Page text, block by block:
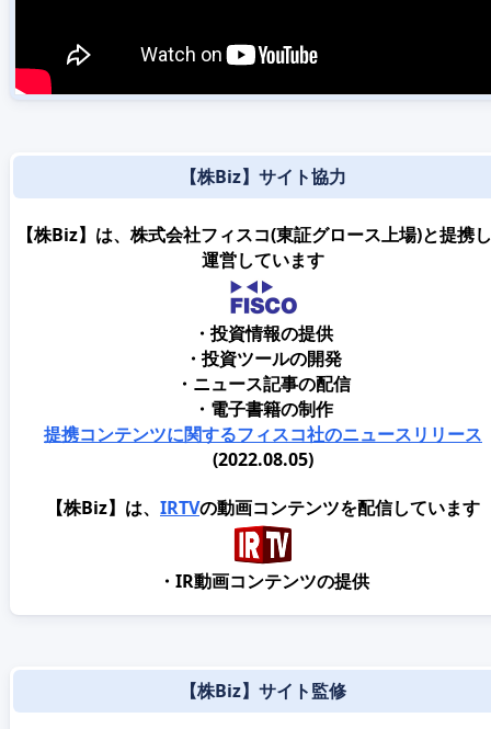
【株Biz】サイト協力
【株Biz】は、株式会社フィスコ(東証グロース上場)と提携
運営しています
・投資情報の提供
・投資ツールの開発
・ニュース記事の配信
・電子書籍の制作
提携コンテンツに関するフィスコ社のニュースリリース
(2022.08.05)
【株Biz】は、 IRTVの動画コンテンツを配信しています
・IR動画コンテンツの提供
【株Biz】サイト監修